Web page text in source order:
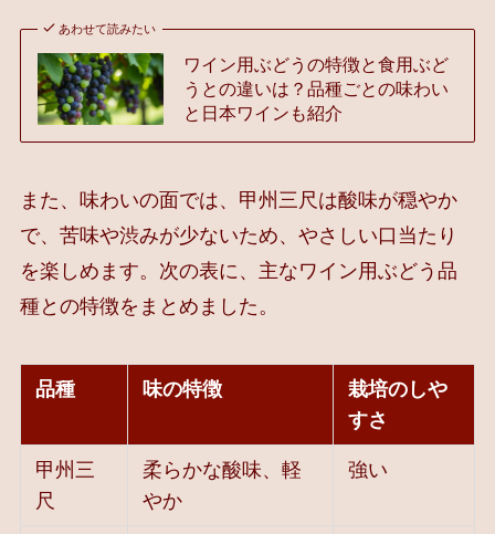
あわせて読みたい
ワイン用ぶどうの特徴と食用ぶど
うとの違いは？品種ごとの味わい
と日本ワインも紹介
また、味わいの面では、甲州三尺は酸味が穏やか
で、苦味や渋みが少ないため、やさしい口当たり
を楽しめます。次の表に、主なワイン用ぶどう品
種との特徴をまとめました。
品種 味の特徴
栽培のしや
すさ
甲州三
尺
柔らかな酸味、軽
やか
強い